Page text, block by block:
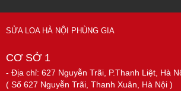
SỬA LOA HÀ NỘI PHÙNG GIA
CƠ SỞ 1
- Địa chỉ: 627 Nguyễn Trãi, P.Thanh Liệt, Hà
( Số 627 Nguyễn Trãi, Thanh Xuân, Hà Nội )